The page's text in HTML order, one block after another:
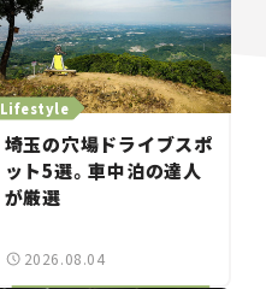
埼玉の穴場ドライブスポ
ット5選。車中泊の達人
が厳選
Lifestyle
2026.08.04